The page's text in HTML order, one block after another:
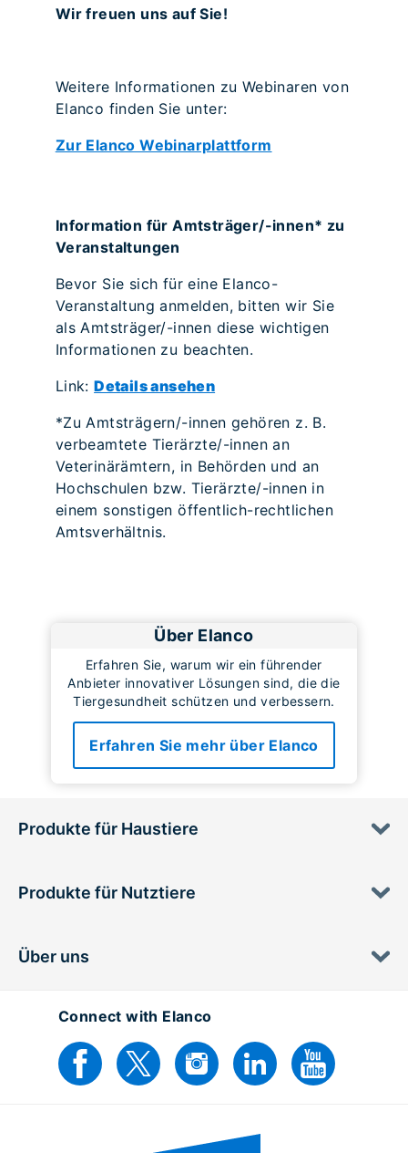
Wir freuen uns auf Sie!
Weitere Informationen zu Webinaren von
Elanco finden Sie unter:
Zur Elanco Webinarplattform
Information für Amtsträger/-innen* zu
Veranstaltungen
Bevor Sie sich für eine Elanco-
Veranstaltung anmelden, bitten wir Sie
als Amtsträger/-innen diese wichtigen
Informationen zu beachten.
Link:Details ansehen
*Zu Amtsträgern/-innen gehören z. B.
verbeamtete Tierärzte/-innen an
Veterinärämtern, in Behörden und an
Hochschulen bzw. Tierärzte/-innen in
einem sonstigen öffentlich-rechtlichen
Amtsverhältnis.
Über Elanco
Erfahren Sie, warum wir ein führender
Anbieter innovativer Lösungen sind, die die
Tiergesundheit schützen und verbessern.
Erfahren Sie mehr über Elanco
Produkte für Haustiere
Produkte für Nutztiere
Über uns
Connect with Elanco